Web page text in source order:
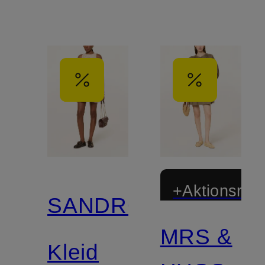
SANDRO
Kleid
MRS &